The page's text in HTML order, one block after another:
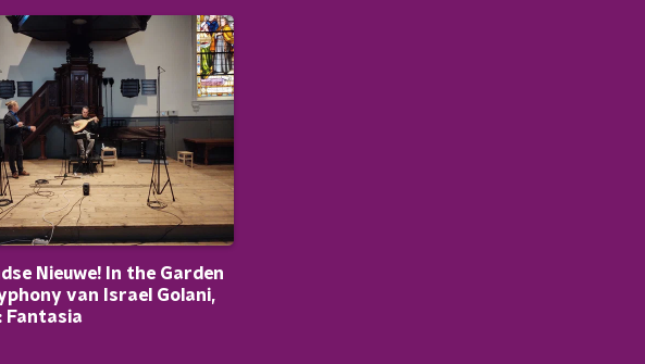
Nieuwe! In the Garden
van Israel Golani,
Fantasia